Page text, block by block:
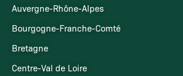
Auvergne-Rhône-Alpes
Bourgogne-Franche-Comté
Bretagne
Centre-Val de Loire